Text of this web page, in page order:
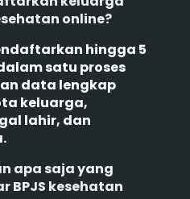
online?
hingga 5
satu proses
data lengkap
keluarga,
lahir, dan
apa saja yang
kesehatan